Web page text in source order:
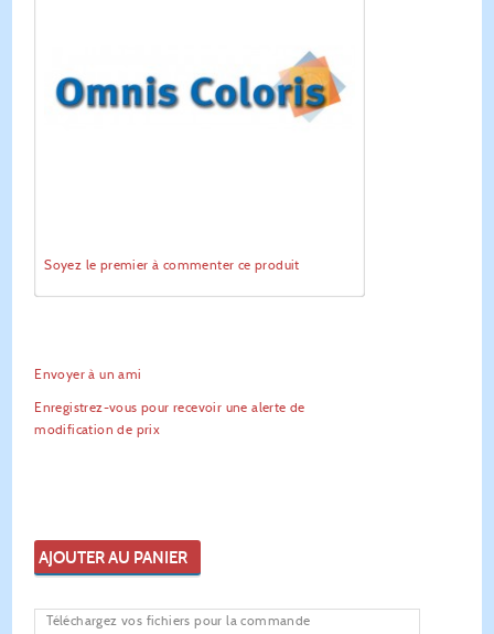
Soyez le premier à commenter ce produit
Envoyer à un ami
Enregistrez-vous pour recevoir une alerte de
modification de prix
AJOUTER AU PANIER
Téléchargez vos fichiers pour la commande